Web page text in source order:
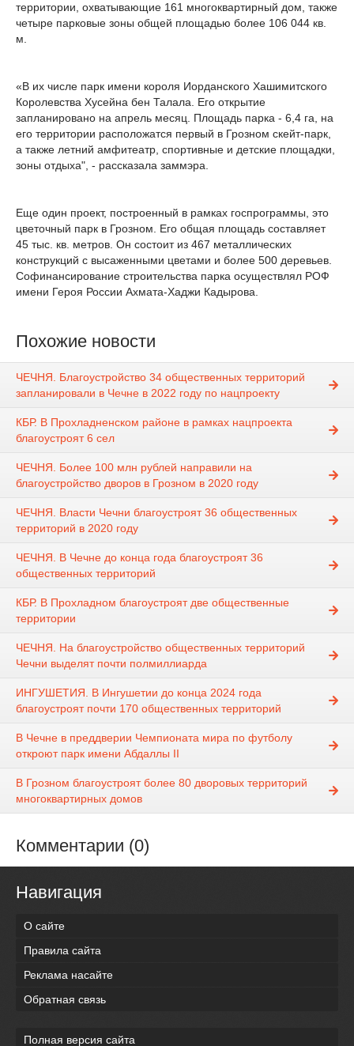
территории, охватывающие 161 многоквартирный дом, также
четыре парковые зоны общей площадью более 106 044 кв.
м.
«В их числе парк имени короля Иорданского Хашимитского
Королевства Хусейна бен Талала. Его открытие
запланировано на апрель месяц. Площадь парка - 6,4 га, на
его территории расположатся первый в Грозном скейт-парк,
а также летний амфитеатр, спортивные и детские площадки,
зоны отдыха", - рассказала заммэра.
Еще один проект, построенный в рамках госпрограммы, это
цветочный парк в Грозном. Его общая площадь составляет
45 тыс. кв. метров. Он состоит из 467 металлических
конструкций с высаженными цветами и более 500 деревьев.
Софинансирование строительства парка осуществлял РОФ
имени Героя России Ахмата-Хаджи Кадырова.
Похожие новости
ЧЕЧНЯ. Благоустройство 34 общественных территорий
запланировали в Чечне в 2022 году по нацпроекту
КБР. В Прохладненском районе в рамках нацпроекта
благоустроят 6 сел
ЧЕЧНЯ. Более 100 млн рублей направили на
благоустройство дворов в Грозном в 2020 году
ЧЕЧНЯ. Власти Чечни благоустроят 36 общественных
территорий в 2020 году
ЧЕЧНЯ. В Чечне до конца года благоустроят 36
общественных территорий
КБР. В Прохладном благоустроят две общественные
территории
ЧЕЧНЯ. На благоустройство общественных территорий
Чечни выделят почти полмиллиарда
ИНГУШЕТИЯ. В Ингушетии до конца 2024 года
благоустроят почти 170 общественных территорий
В Чечне в преддверии Чемпионата мира по футболу
откроют парк имени Абдаллы II
В Грозном благоустроят более 80 дворовых территорий
многоквартирных домов
Комментарии (0)
Навигация
О сайте
Правила сайта
Реклама насайте
Обратная связь
Полная версия сайта